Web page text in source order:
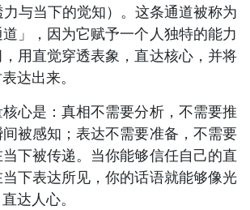
与当下的觉知）。这条通道被称为
道」，因为它赋予一个人独特的能力
用直觉穿透表象，直达核心，并将
达出来。
心是：真相不需要分析，不需要推
被感知；表达不需要准备，不需要
下被传递。当你能够信任自己的直
下表达所见，你的话语就能够像光
达人心。